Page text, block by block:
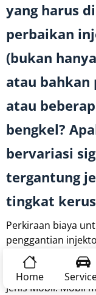
Complain
Home
yang harus
perbaikan
(bukan
atau bahkan
atau
bengkel?
bervariasi
tergantung
tingkat
Perkiraan biaya
penggantian
bervariasi,
Jenis Mobil: Mobil